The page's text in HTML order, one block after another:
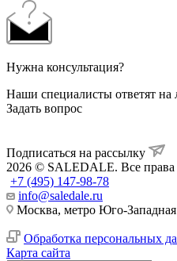
Нужна консультация?
Наши специалисты ответят
Задать вопрос
Подписаться на рассылку
2026 © SALEDALE. Все
+7 (495) 147-98-78
info@saledale.ru
Москва, метро Юго-Западная
Обработка персональных
Карта сайта